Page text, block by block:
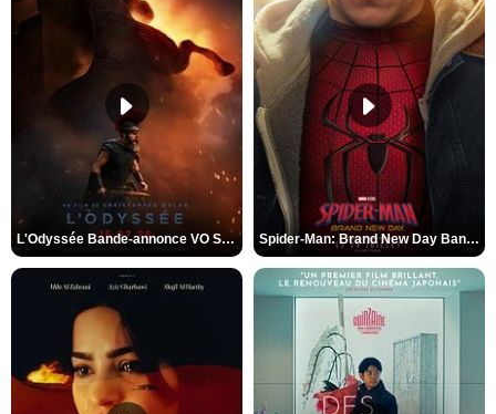
L'Odyssée Bande-annonce VO STFR Spider-Man: Brand New Day Bande-annonce VO STFR